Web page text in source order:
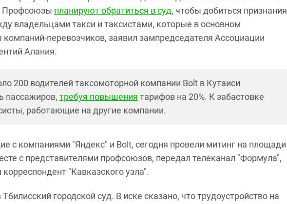
Профсоюзы планируют обратиться в суд, чтобы добиться признания
владельцами такси и таксистами, которые в основном
перевозчиков, заявил зампредседателя Ассоциации
Алания.
200 водителей таксомоторной компании Bolt в Кутаиси
пассажиров, требуя повышения тарифов на 20%. К забастовке
работающие на другие компании.
с компаниями "Яндекс" и Bolt, сегодня провели митинг на площади
с представителями профсоюзов, передал телеканал "Формула",
"Кавказского узла".
городской суд. В иске сказано, что трудоустройство на